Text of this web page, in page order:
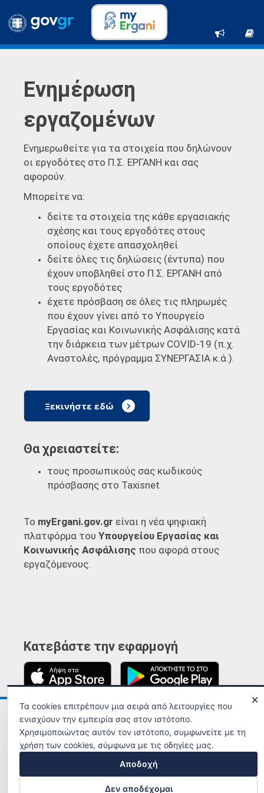
Ενημέρωση
εργαζομένων
Ενημερωθείτε για τα στοιχεία που δηλώνουν
οι εργοδότες στο Π.Σ. ΕΡΓΑΝΗ και σας
αφορούν.
Μπορείτε να:
δείτε τα στοιχεία της κάθε εργασιακής
σχέσης και τους εργοδότες στους
οποίους έχετε απασχοληθεί
δείτε όλες τις δηλώσεις (έντυπα) που
έχουν υποβληθεί στο Π.Σ. ΕΡΓΑΝΗ από
τους εργοδότες
έχετε πρόσβαση σε όλες τις πληρωμές
που έχουν γίνει από το Υπουργείο
Εργασίας και Κοινωνικής Ασφάλισης κατά
την διάρκεια των μέτρων COVID-19 (π.χ.
Αναστολές, πρόγραμμα ΣΥΝΕΡΓΑΣΙΑ κ.ά.).
Ξεκινήστε εδώ
Θα χρειαστείτε:
τους προσωπικούς σας κωδικούς
πρόσβασης στο Taxisnet
Το myErgani.gov.gr είναι η νέα ψηφιακή
πλατφόρμα του Υπουργείου Εργασίας και
Κοινωνικής Ασφάλισης που αφορά στους
εργαζόμενους.
Κατεβάστε την εφαρμογή
Ανακοινώσεις Όροι χρήσης
✕
Τα cookies επιτρέπουν μια σειρά από λειτουργίες που
ενισχύουν την εμπειρία σας στον ιστότοπο.
Χρησιμοποιώντας αυτόν τον ιστότοπο, συμφωνείτε με τη
χρήση των cookies, σύμφωνα με τις οδηγίες μας.
Αποδοχή
Δεν αποδέχομαι